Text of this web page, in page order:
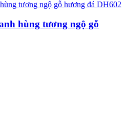
hùng tương ngộ gỗ